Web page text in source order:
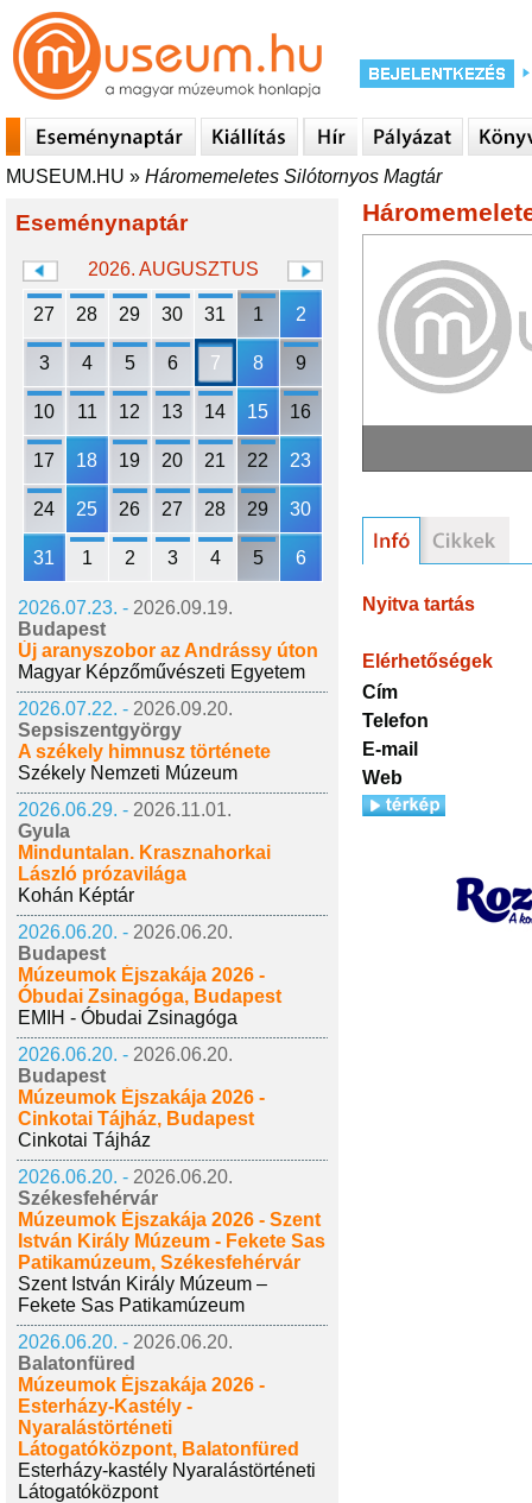
MUSEUM.HU » Háromemeletes Silótornyos Magtár
Eseménynaptár
2026. AUGUSZTUS
27 28 29 30 31 1 2
3 4 5 6 7 8 9
10 11 12 13 14 15 16
17 18 19 20 21 22 23
24 25 26 27 28 29 30
31 1 2 3 4 5 6
2026.07.23. - 2026.09.19.
Budapest
Új aranyszobor az Andrássy úton
Magyar Képzőművészeti Egyetem
2026.07.22. - 2026.09.20.
Sepsiszentgyörgy
A székely himnusz története
Székely Nemzeti Múzeum
2026.06.29. - 2026.11.01.
Gyula
Minduntalan. Krasznahorkai
László prózavilága
Kohán Képtár
2026.06.20. - 2026.06.20.
Budapest
Múzeumok Éjszakája 2026 -
Óbudai Zsinagóga, Budapest
EMIH - Óbudai Zsinagóga
2026.06.20. - 2026.06.20.
Budapest
Múzeumok Éjszakája 2026 -
Cinkotai Tájház, Budapest
Cinkotai Tájház
2026.06.20. - 2026.06.20.
Székesfehérvár
Múzeumok Éjszakája 2026 - Szent
István Király Múzeum - Fekete Sas
Patikamúzeum, Székesfehérvár
Szent István Király Múzeum –
Fekete Sas Patikamúzeum
2026.06.20. - 2026.06.20.
Balatonfüred
Múzeumok Éjszakája 2026 -
Esterházy-Kastély -
Nyaralástörténeti
Látogatóközpont, Balatonfüred
Esterházy-kastély Nyaralástörténeti
Látogatóközpont
Nyitva tartás
Elérhetőségek
Cím
Telefon
E-mail
Web